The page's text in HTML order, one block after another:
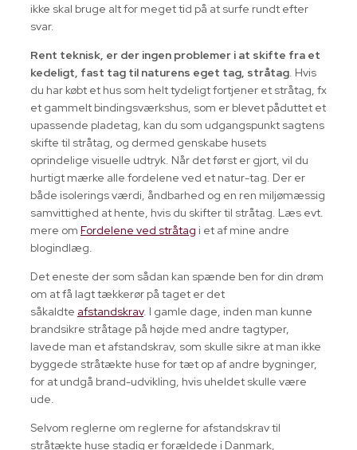
ikke skal bruge alt for meget tid på at surfe rundt efter
svar.
Rent teknisk, er der ingen problemer i at skifte fra et
kedeligt, fast tag til naturens eget tag, stråtag. Hvis
du har købt et hus som helt tydeligt fortjener et stråtag, fx
et gammelt bindingsværkshus, som er blevet påduttet et
upassende pladetag, kan du som udgangspunkt sagtens
skifte til stråtag, og dermed genskabe husets
oprindelige visuelle udtryk. Når det først er gjort, vil du
hurtigt mærke alle fordelene ved et natur-tag. Der er
både isolerings værdi, åndbarhed og en ren miljømæssig
samvittighed at hente, hvis du skifter til stråtag. Læs evt.
mere om Fordelene ved stråtag i et af mine andre
blogindlæg.
Det eneste der som sådan kan spænde ben for din drøm
om at få lagt tækkerør på taget er det
såkaldte afstandskrav. I gamle dage, inden man kunne
brandsikre stråtage på højde med andre tagtyper,
lavede man et afstandskrav, som skulle sikre at man ikke
byggede stråtækte huse for tæt op af andre bygninger,
for at undgå brand-udvikling, hvis uheldet skulle være
ude.
Selvom reglerne om reglerne for afstandskrav til
stråtækte huse stadig er forældede i Danmark,